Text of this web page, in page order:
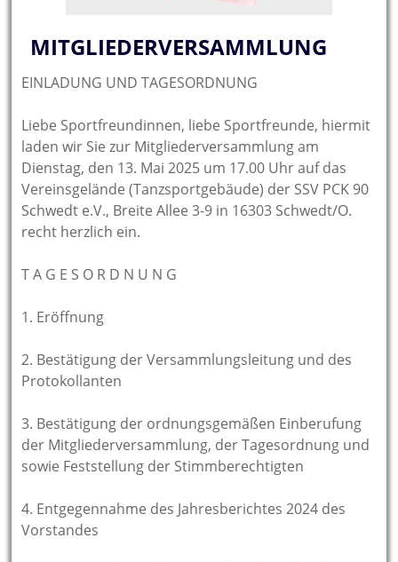
MITGLIEDERVERSAMMLUNG
EINLADUNG UND TAGESORDNUNG
Liebe Sportfreundinnen, liebe Sportfreunde, hiermit
laden wir Sie zur Mitgliederversammlung am
Dienstag, den 13. Mai 2025 um 17.00 Uhr auf das
Vereinsgelände (Tanzsportgebäude) der SSV PCK 90
Schwedt e.V., Breite Allee 3-9 in 16303 Schwedt/O.
recht herzlich ein.
T A G E S O R D N U N G
1. Eröffnung
2. Bestätigung der Versammlungsleitung und des
Protokollanten
3. Bestätigung der ordnungsgemäßen Einberufung
der Mitgliederversammlung, der Tagesordnung und
sowie Feststellung der Stimmberechtigten
4. Entgegennahme des Jahresberichtes 2024 des
Vorstandes